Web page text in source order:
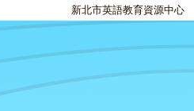
新北市英語教育資源中心